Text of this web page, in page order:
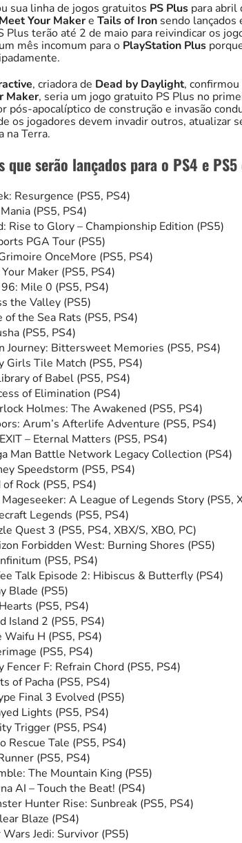
sua linha de jogos gratuitos PS Plus para abril
Your Makere Tails of Iron sendo lançados
Plus terão até 2 de maio para reivindicar os
mês incomum para o PlayStation Plus
, criadora de Dead by Daylight,
Maker, seria um jogo gratuito PS Plus no
pós-apocalíptico de construção e invasão
os jogadores devem invadir outros, atualizar
na Terra.
que serão lançados para o PS4 e
Resurgence (PS5, PS4)
(PS5, PS4)
Rise to Glory – Championship Edition (PS5)
PGA Tour (PS5)
OnceMore (PS5, PS4)
Maker (PS5, PS4)
Mile 0 (PS5, PS4)
the Valley (PS5)
of the Sea Rats (PS5, PS4)
(PS5, PS4)
Journey: Bittersweet Memories (PS5, PS4)
Girls Tile Match (PS5, PS4)
of Babel (PS5, PS4)
of Elimination (PS4)
Holmes: The Awakened (PS5, PS4)
Arum’s Afterlife Adventure (PS5, PS4)
– Eternal Matters (PS5, PS4)
Man Battle Network Legacy Collection (PS4)
Speedstorm (PS5, PS4)
Rock (PS5, PS4)
A League of Legends Story (PS5,
Legends (PS5, PS4)
Quest 3 (PS5, PS4, XBX/S, XBO, PC)
Forbidden West: Burning Shores (PS5)
(PS5, PS4)
Talk Episode 2: Hibiscus & Butterfly (PS4)
Blade (PS5)
(PS5, PS4)
Island 2 (PS5, PS4)
Waifu H (PS5, PS4)
(PS5, PS4)
Fencer F: Refrain Chord (PS5, PS4)
of Pacha (PS5, PS4)
Final 3 Evolved (PS5)
Lights (PS5, PS4)
Trigger (PS5, PS4)
Rescue Tale (PS5, PS4)
(PS5, PS4)
The Mountain King (PS5)
AI – Touch the Beat! (PS4)
Hunter Rise: Sunbreak (PS5, PS4)
Blaze (PS4)
Jedi: Survivor (PS5)